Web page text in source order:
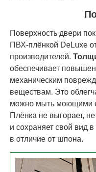
Поверхность двери
ПВХ-плёнкой DeLuxe
производителей.
обеспечивает
механическим
веществам. Это
можно мыть моющими
Плёнка не выгорает,
и сохраняет свой вид
в отличие от шпона.